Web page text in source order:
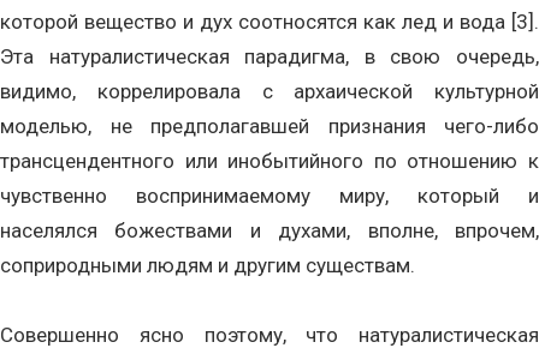
которой вещество и дух соотносятся как лед и вода [3].
Эта натуралистическая парадигма, в свою очередь,
видимо, коррелировала с архаической культурной
моделью, не предполагавшей признания чего-либо
трансцендентного или инобытийного по отношению к
чувственно воспринимаемому миру, который и
населялся божествами и духами, вполне, впрочем,
соприродными людям и другим существам.
Совершенно ясно поэтому, что натуралистическая